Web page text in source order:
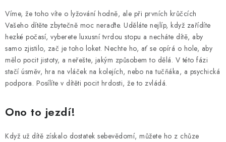
Blog
Kontakty Reklamace nebo vrácení
Víme, že toho víte o lyžování hodně, ale při prvních krůčcích
Vašeho dítěte zbytečně moc neraďte. Uděláte nejlíp, když zařídíte
hezké počasí, vyberete luxusní tvrdou stopu a necháte dítě, aby
samo zjistilo, zač je toho loket. Nechte ho, ať se opírá o hole, aby
mělo pocit jistoty, a neřešte, jakým způsobem to dělá. V této fázi
stačí úsměv, hra na vláček na kolejích, nebo na tučňáka, a psychická
podpora. Posílíte v dítěti pocit hrdosti, že to zvládá.
Ono to jezdí!
Když už dítě získalo dostatek sebevědomí, můžete ho z chůze